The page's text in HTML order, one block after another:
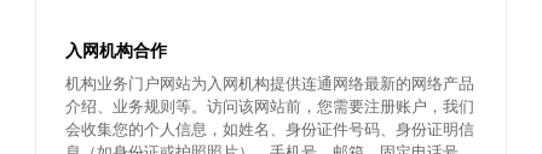
入网机构合作
机构业务门户网站为入网机构提供连通网络最新的网络产品
介绍、业务规则等。访问该网站前，您需要注册账户，我们
会收集您的个人信息，如姓名、身份证件号码、身份证明信